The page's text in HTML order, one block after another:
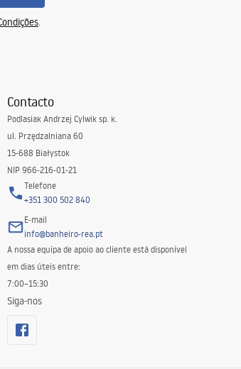
.
Contacto
Podlasiak Andrzej Cylwik sp. k.
ul. Przędzalniana 60
15-688 Białystok
NIP 966-216-01-21
Telefone
+351 300 502 840
E-mail
info@banheiro-rea.pt
A nossa equipa de apoio ao cliente está disponível
em dias úteis entre:
7:00–15:30
Siga-nos